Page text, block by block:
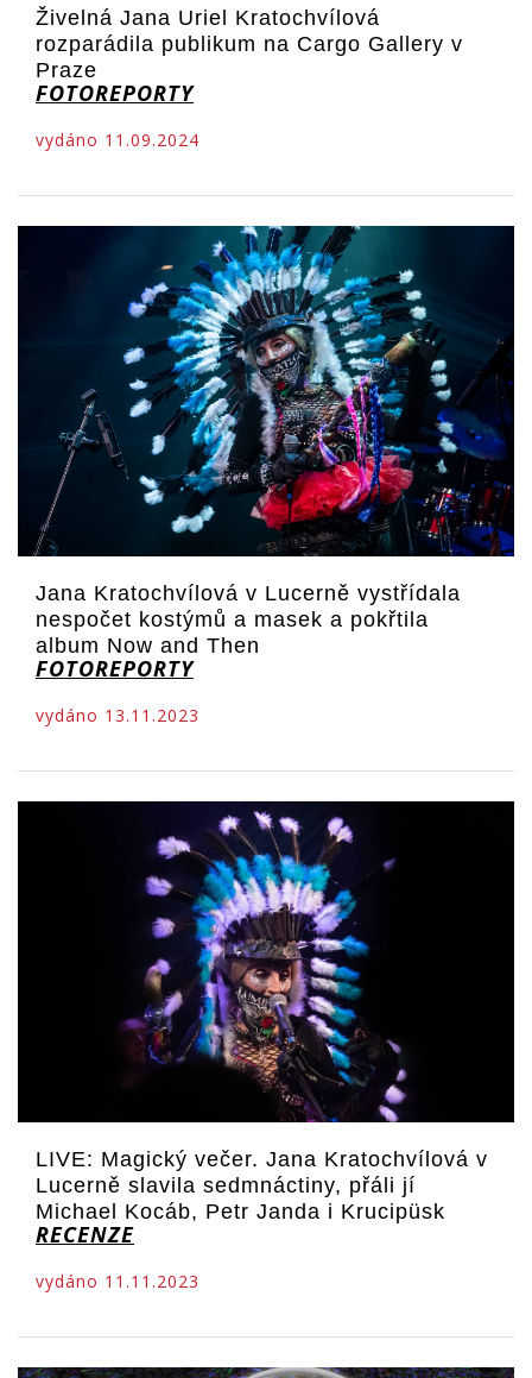
Živelná Jana Uriel Kratochvílová
rozparádila publikum na Cargo Gallery v
Praze
FOTOREPORTY
vydáno 11.09.2024
Jana Kratochvílová v Lucerně vystřídala
nespočet kostýmů a masek a pokřtila
album Now and Then
FOTOREPORTY
vydáno 13.11.2023
LIVE: Magický večer. Jana Kratochvílová v
Lucerně slavila sedmnáctiny, přáli jí
Michael Kocáb, Petr Janda i Krucipüsk
RECENZE
vydáno 11.11.2023